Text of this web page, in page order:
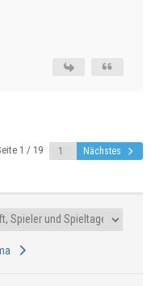
1 / 19 Nächstes